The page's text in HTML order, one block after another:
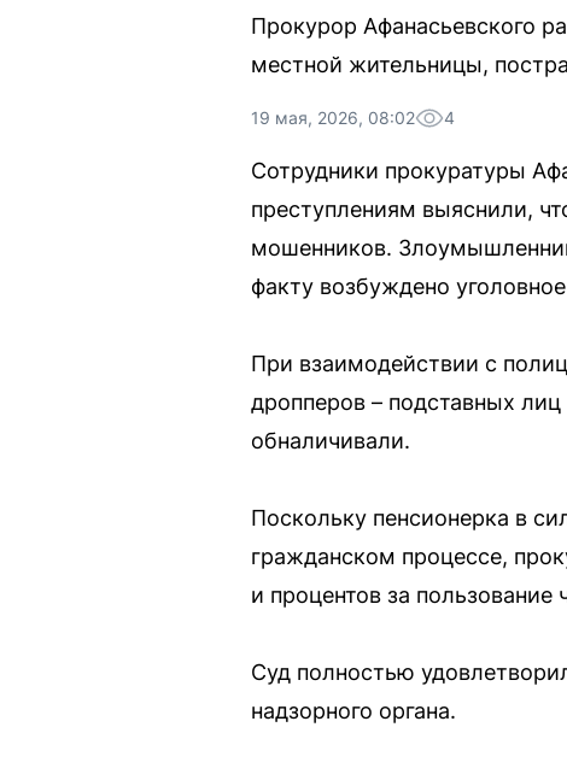
Прокурор Афанасьевского
местной жительницы,
19 мая, 2026, 08:02 4
Сотрудники прокуратуры
преступлениям выяснили,
мошенников.
факту возбуждено
При взаимодействии с
дропперов – подставных
обналичивали.
Поскольку пенсионерка в
гражданском процессе,
и процентов за
Суд полностью
надзорного органа.